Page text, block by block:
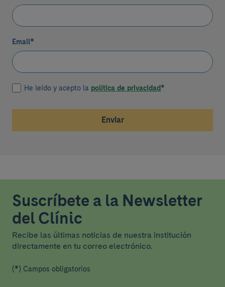
Email*
He leído y acepto la política de privacidad*
Enviar
Suscríbete a la Newsletter
del Clínic
Recibe las últimas noticias de nuestra institución
directamente en tu correo electrónico.
(*) Campos obligatorios